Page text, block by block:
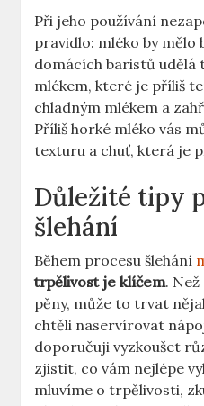
Při jeho používání
pravidlo: mléko ⁤by mělo
domácích baristů‌ udělá
⁣mlékem, ‍které je⁤ příliš
⁤chladným mlékem ⁢a
Příliš horké mléko vás
texturu a chuť, která⁣ je
Důležité tipy
šlehání
Během ‌procesu šlehání
trpělivost je klíčem.
pěny, může to ⁣trvat
chtěli naservírovat
doporučuji vyzkoušet
zjistit, co vám ⁢nejlépe
mluvíme o trpělivosti,⁣